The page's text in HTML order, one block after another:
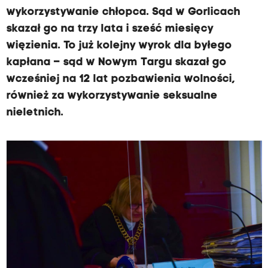
wykorzystywanie chłopca. Sąd w Gorlicach
skazał go na trzy lata i sześć miesięcy
więzienia. To już kolejny wyrok dla byłego
kapłana – sąd w Nowym Targu skazał go
wcześniej na 12 lat pozbawienia wolności,
również za wykorzystywanie seksualne
nieletnich.